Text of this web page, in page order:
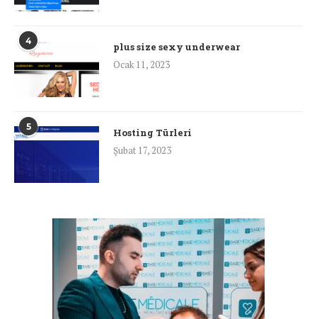
4
plus size sexy underwear
Ocak 11, 2023
5
Hosting Türleri
Şubat 17, 2023